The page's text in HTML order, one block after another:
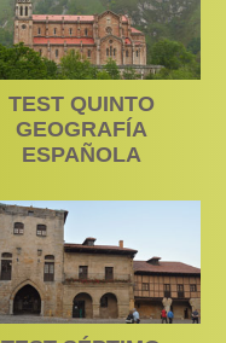
TEST QUINTO
GEOGRAFÍA
ESPAÑOLA